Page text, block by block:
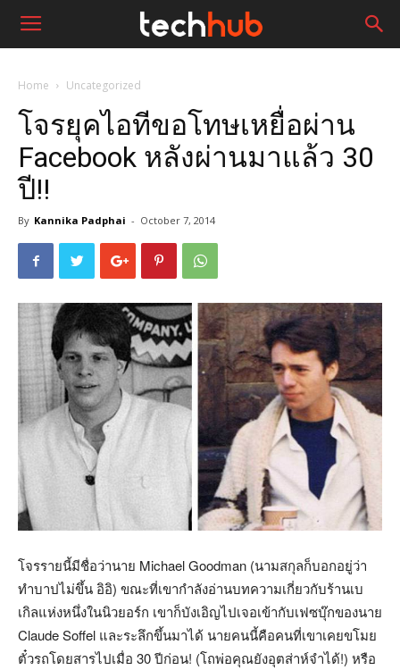
Home Uncategorized
โจรยุคไอทีขอโทษเหยื่อผ่าน
Facebook หลังผ่านมาแล้ว 30
ปี!!
By Kannika Padphai - October 7, 2014
โจรรายนี้มีชื่อว่านาย Michael Goodman (นามสกุลก็บอกอยู่ว่า
ทำบาปไม่ขึ้น อิอิ) ขณะที่เขากำลังอ่านบทความเกี่ยวกับร้านเบ
เกิลแห่งหนึ่งในนิวยอร์ก เขาก็บังเอิญไปเจอเข้ากับเฟซบุ๊กของนาย
Claude Soffel และระลึกขึ้นมาได้ นายคนนี้คือคนที่เขาเคยขโมย
ตั๋วรถโดยสารไปเมื่อ 30 ปีก่อน! (โถพ่อคุณยังอุตส่าห์จำได้!) หรือ